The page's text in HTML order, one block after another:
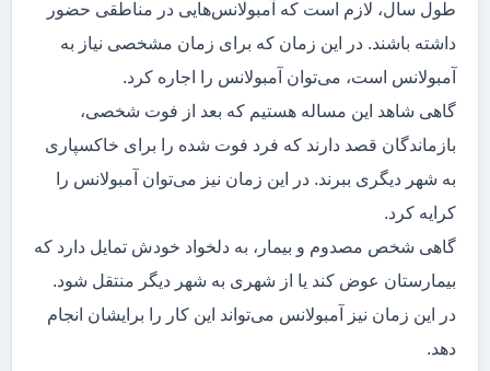
طول سال، لازم است که آمبولانس‌هایی در مناطقی حضور
داشته باشند. در این زمان که برای زمان مشخصی نیاز به
آمبولانس است، می‌توان آمبولانس را اجاره کرد.
گاهی شاهد این مساله هستیم که بعد از فوت شخصی،
بازماندگان قصد دارند که فرد فوت شده را برای خاکسپاری
به شهر دیگری ببرند. در این زمان نیز می‌توان آمبولانس را
کرایه کرد.
گاهی شخص مصدوم و بیمار، به دلخواد خودش تمایل دارد که
بیمارستان عوض کند یا از شهری به شهر دیگر منتقل شود.
در این زمان نیز آمبولانس می‌تواند این کار را برایشان انجام
دهد.